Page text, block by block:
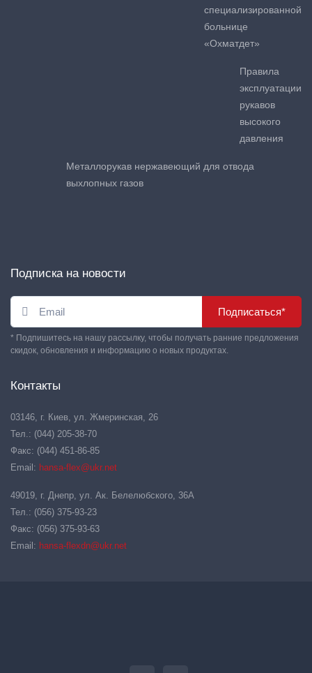
специализированной
больнице
«Охматдет»
Правила
эксплуатации
рукавов
высокого
давления
Металлорукав нержавеющий для отвода
выхлопных газов
Подписка на новости
Подписаться*
* Подпишитесь на нашу рассылку, чтобы получать ранние предложения
скидок, обновления и информацию о новых продуктах.
Контакты
03146, г. Киев, ул. Жмеринская, 26
Тел.: (044) 205-38-70
Факс: (044) 451-86-85
Email: hansa-flex@ukr.net
49019, г. Днепр, ул. Ак. Белелюбского, 36А
Тел.: (056) 375-93-23
Факс: (056) 375-93-63
Email: hansa-flexdn@ukr.net